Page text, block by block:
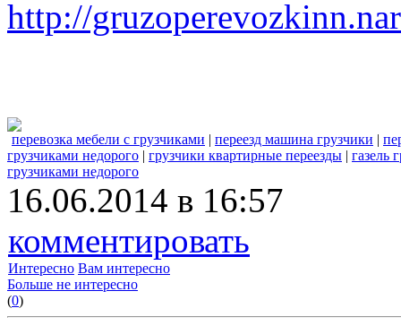
http://
перевозка мебели с грузчиками | переезд машина грузчики |
грузчиками недорого | грузчики квартирные переезды | газель
грузчиками недорого
16.06.2014 в 16:57
комментировать
Интересно Вам интересно
Больше не интересно
(0)